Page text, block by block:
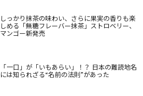
しっかり抹茶の味わい、さらに果実の香りも楽
しめる「無糖フレーバー抹茶」ストロベリー、
マンゴー新発売
「一口」が「いもあらい」！？ 日本の難読地名
には知られざる“名前の法則”があった